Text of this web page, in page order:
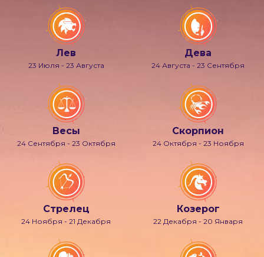
Лев
23 Июля - 23 Августа
Дева
24 Августа - 23 Сентября
Весы
24 Сентября - 23 Октября
Скорпион
24 Октября - 23 Ноября
Стрелец
24 Ноября - 21 Декабря
Козерог
22 Декабря - 20 Января